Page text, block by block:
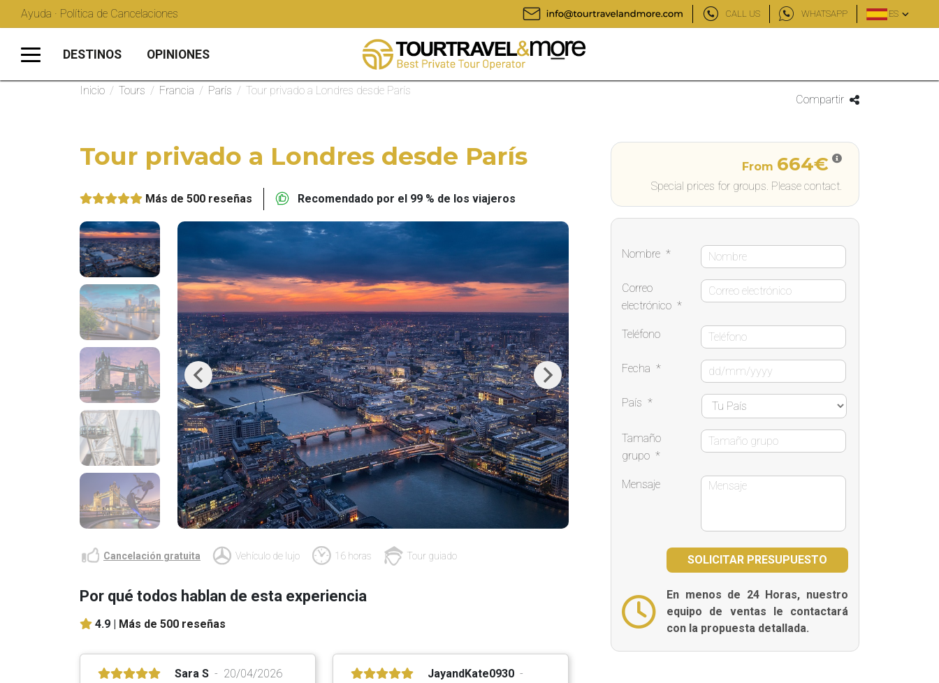
Ayuda · Política de Cancelaciones CALL US WHATSAPP ES
DESTINOS OPINIONES
Inicio / Tours / Francia / París / Tour privado a Londres desde París
Compartir
Tour privado a Londres desde París
Más de 500 reseñas Recomendado por el 99 % de los viajeros
Previous Next
Cancelación gratuita Vehículo de lujo 16 horas Tour guiado
Por qué todos hablan de esta experiencia
4.9 | Más de 500 reseñas
Sara S 20/04/2026
JayandKate0930
From 664€
Special prices for groups. Please contact.
Nombre *
Correo
electrónico *
Teléfono
Fecha *
País *
Tamaño
grupo *
Mensaje
En menos de 24 Horas, nuestro
equipo de ventas le contactará
con la propuesta detallada.